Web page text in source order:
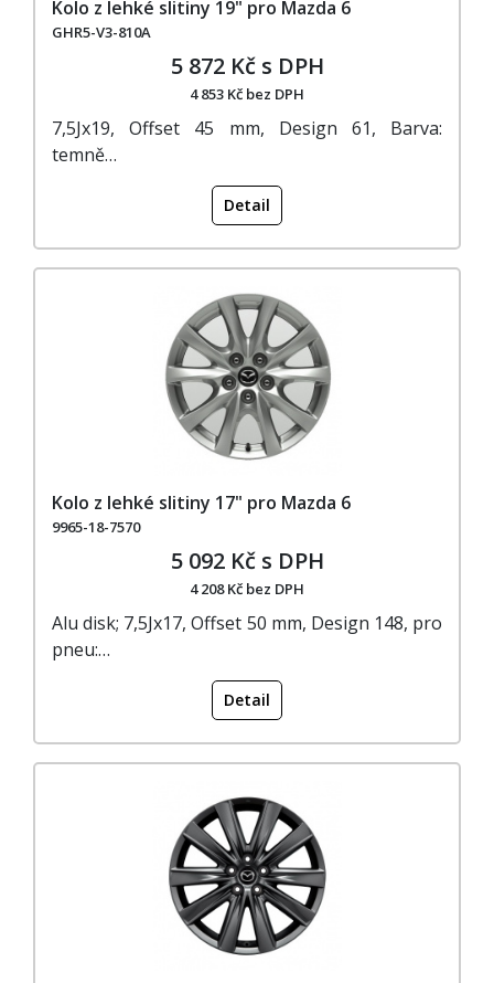
Kolo z lehké slitiny 19" pro Mazda 6
GHR5-V3-810A
5 872 Kč s DPH
4 853 Kč bez DPH
7,5Jx19, Offset 45 mm, Design 61, Barva:
temně…
Detail
Kolo z lehké slitiny 17" pro Mazda 6
9965-18-7570
5 092 Kč s DPH
4 208 Kč bez DPH
Alu disk; 7,5Jx17, Offset 50 mm, Design 148, pro
pneu:…
Detail